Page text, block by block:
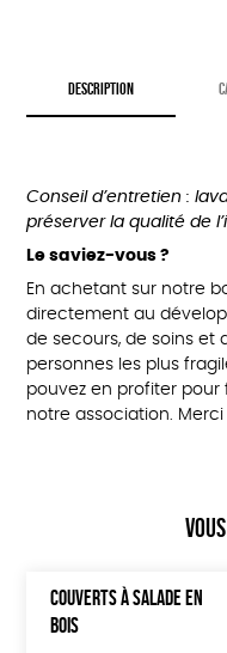
DESCRIPTION
Conseil d’entretien :
préserver la qualité de
Le saviez-vous ?
En achetant sur notre
directement au
de secours, de soins et
personnes les plus
pouvez en profiter
notre association.
COUVERTS À SALADE EN
BOIS